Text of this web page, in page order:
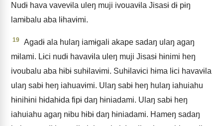
Nudɨ hava vavevɨla uleŋ muji ivouavɨla Jisasɨ dɨ pɨŋ
lamɨbalu aba lɨhavɨmi.
19
Agadɨ ala hulaŋ iamɨgali akape sadaŋ ulaŋ agaŋ
mɨlami. Lɨci nudɨ havavɨla uleŋ muji Jisasɨ hɨnimi heŋ
ivoubalu aba hɨbɨ suhɨlavɨmi. Suhɨlavɨci hɨma lɨci havavɨla
ulaŋ sabɨ heŋ iahuavɨmi. Ulaŋ sabɨ heŋ hulaŋ iahuiahu
hɨnihɨni hɨdahɨda fipɨ daŋ hɨniadami. Ulaŋ sabɨ heŋ
iahuiahu agaŋ nɨbu hɨbɨ daŋ hɨniadami. Hameŋ sadaŋ